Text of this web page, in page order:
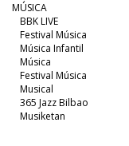
MÚSICA
BBK LIVE
Festival Música
Música Infantil
Música
Festival Música
Musical
365 Jazz Bilbao
Musiketan